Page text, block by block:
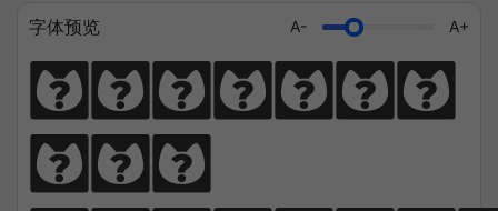
字体预览 A- A+
Diligen
ce